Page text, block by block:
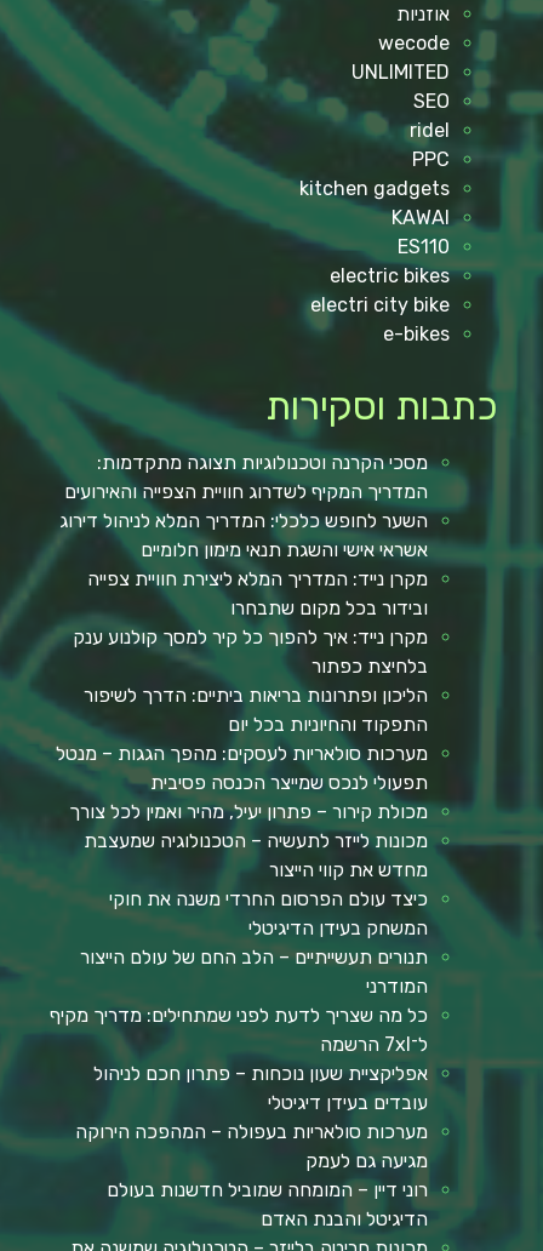
אוזניות
wecode
UNLIMITED
SEO
ridel
PPC
kitchen gadgets
KAWAI
ES110
electric bikes
electri city bike
e-bikes
כתבות וסקירות
מסכי הקרנה וטכנולוגיות תצוגה מתקדמות:
המדריך המקיף לשדרוג חוויית הצפייה והאירועים
השער לחופש כלכלי: המדריך המלא לניהול דירוג
אשראי אישי והשגת תנאי מימון חלומיים
מקרן נייד: המדריך המלא ליצירת חוויית צפייה
ובידור בכל מקום שתבחרו
מקרן נייד: איך להפוך כל קיר למסך קולנוע ענק
בלחיצת כפתור
הליכון ופתרונות בריאות ביתיים: הדרך לשיפור
התפקוד והחיוניות בכל יום
מערכות סולאריות לעסקים: מהפך הגגות – מנטל
תפעולי לנכס שמייצר הכנסה פסיבית
מכולת קירור – פתרון יעיל, מהיר ואמין לכל צורך
מכונות לייזר לתעשיה – הטכנולוגיה שמעצבת
מחדש את קווי הייצור
כיצד עולם הפרסום החרדי משנה את חוקי
המשחק בעידן הדיגיטלי
תנורים תעשייתיים – הלב החם של עולם הייצור
המודרני
כל מה שצריך לדעת לפני שמתחילים: מדריך מקיף
ל־7xl הרשמה
אפליקציית שעון נוכחות – פתרון חכם לניהול
עובדים בעידן דיגיטלי
מערכות סולאריות בעפולה – המהפכה הירוקה
מגיעה גם לעמק
רוני דיין – המומחה שמוביל חדשנות בעולם
הדיגיטל והבנת האדם